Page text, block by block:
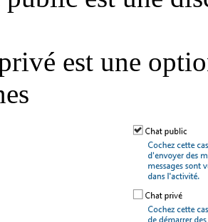
est une